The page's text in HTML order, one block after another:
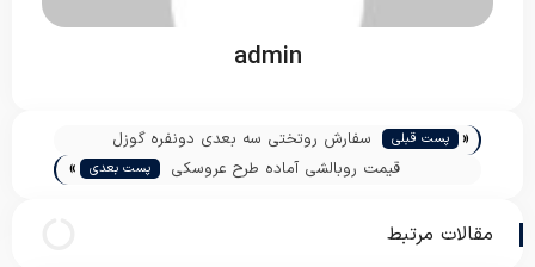
admin
« پست قبلی
سفارش روتختی سه بعدی دونفره گوزل
قیمت روبالشی آماده طرح عروسکی
پست بعدی »
مقالات مرتبط